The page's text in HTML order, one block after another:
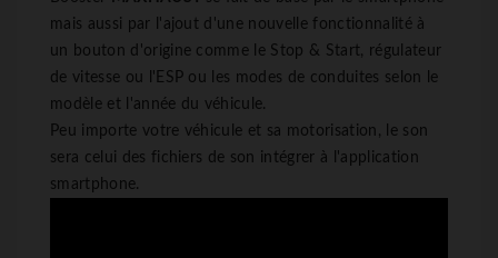
mais aussi par l'ajout d'une nouvelle fonctionnalité à
un bouton d'origine comme le Stop & Start, régulateur
de vitesse ou l'ESP ou les modes de conduites selon le
modèle et l'année du véhicule.
Peu importe votre véhicule et sa motorisation, le son
sera celui des fichiers de son intégrer à l'application
smartphone.